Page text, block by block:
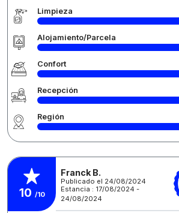
Limpieza
Alojamiento/Parcela
Confort
Recepción
Región
10 /10
Franck B.
Publicado el 24/08/2024
Estancia : 17/08/2024 -
24/08/2024